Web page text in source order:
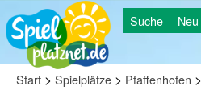
Suche Neu
Start > Spielplätze > Pfaffenhofen >